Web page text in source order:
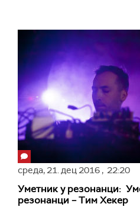
среда,21. дец 2016 , 22:20
Уметник у резонанци:
резонанци – Тим Хекер